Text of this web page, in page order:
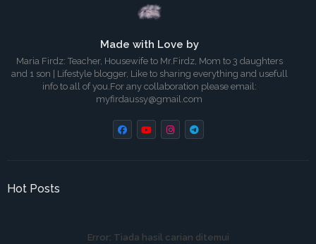
Made with Love by
Maria Firdz: Teacher, Housewife to Mr.Firdz, Mom to 3 daughters
and 1 son | Lifestyle blogger, Like to sharing everything and usefull
info to all of you.For any collaboration please email:
myfirdaussy@gmail.com
Hot Posts
Error: Tiada hasil carian ditemui